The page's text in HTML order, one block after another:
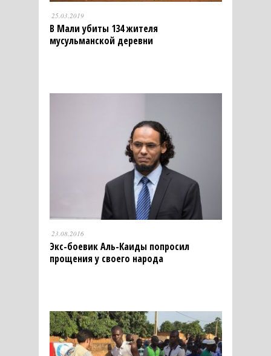
25.03.2019
В Мали убиты 134 жителя
мусульманской деревни
23.08.2016
Экс-боевик Аль-Каиды попросил
прощения у своего народа